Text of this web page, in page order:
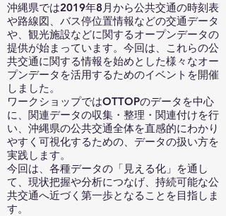
沖縄県では2019年8月から公共交通の時刻表
や路線図、バス停位置情報などの交通データ
や、観光施設などに関するオープンデータの
提供が始まっています。今回は、これらの公
共交通に関する情報を始めとした様々なオー
プンデータを活用するためのイベントを開催
しました。
ワークショップではOTTOPのデータを中心
に、関連データの収集・整理・関連付けを行
い、沖縄県の公共交通全体を直感的にわかり
やすく可視化するための、データの扱い方を
実践します。
今回は、各種データの「見える化」を通し
て、現状把握や分析につなげ、持続可能な公
共交通へ近づく第一歩となることを目指しま
す。